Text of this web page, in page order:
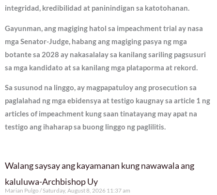
integridad, kredibilidad at paninindigan sa katotohanan.
Gayunman, ang magiging hatol sa impeachment trial ay nasa
mga Senator-Judge, habang ang magiging pasya ng mga
botante sa 2028 ay nakasalalay sa kanilang sariling pagsusuri
sa mga kandidato at sa kanilang mga plataporma at rekord.
Sa susunod na linggo, ay magpapatuloy ang prosecution sa
paglalahad ng mga ebidensya at testigo kaugnay sa article 1 ng
articles of impeachment kung saan tinatayang may apat na
testigo ang ihaharap sa buong linggo ng paglilitis.
Walang saysay ang kayamanan kung nawawala ang
kaluluwa-Archbishop Uy
Marian Pulgo Saturday, August 8, 2026 11:37 am